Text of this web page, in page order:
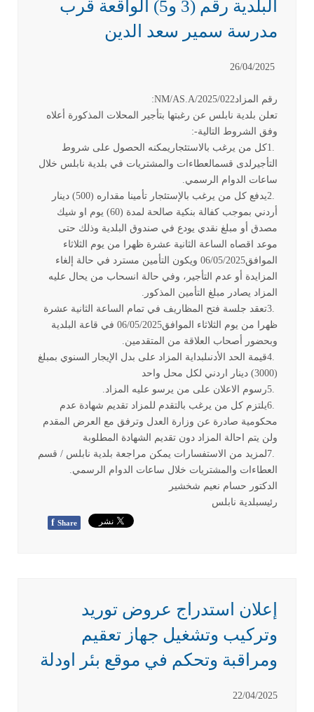
البلدية رقم (3 و5) الواقعة قرب
مدرسة سمير سعد الدين
رقم المزاد:NM/AS.A/2025/022
تعلن بلدية نابلس عن رغبتها بتأجير المحلات المذكورة أعلاه
وفق الشروط التالية:-
1.كل من يرغب بالاستئجاريمكنه الحصول على شروط
التأجيرلدى قسمالعطاءات والمشتريات في بلدية نابلس خلال
ساعات الدوام الرسمي.
2.
يدفع كل من يرغب بالإستئجار تأمينا مقداره (500) دينار
أردني بموجب كفالة بنكية صالحة لمدة (60) يوم او شيك
مصدق أو مبلغ نقدي يودع في صندوق البلدية وذلك حتى
موعد اقصاه الساعة الثانية عشرة ظهرا من يوم الثلاثاء
الموافق06/05/2025 ويكون التأمين مسترد في حالة إلغاء
المزايدة أو عدم التأجير، وفي حالة انسحاب من يحال عليه
المزاد يصادر مبلغ التأمين المذكور .
3.تعقد جلسة فتح المظاريف في تمام الساعة الثانية عشرة
ظهرا من يوم الثلاثاء الموافق06/05/2025 في قاعة البلدية
وبحضور أصحاب العلاقة من المتقدمين.
4.قيمة الحد الأدنىلبداية المزاد على بدل الإيجار السنوي بمبلغ
(3000) دينار اردني لكل محل واحد
5.رسوم الاعلان على من يرسو عليه المزاد.
6.يلتزم كل من يرغب بالتقدم للمزاد تقديم شهادة عدم
محكومية صادرة عن وزارة العدل وترفق مع العرض المقدم
ولن يتم احالة المزاد دون تقديم الشهادة المطلوبة
7.لمزيد من الاستفسارات يمكن مراجعة بلدية نابلس / قسم
العطاءات والمشتريات خلال ساعات الدوام الرسمي.
الدكتور حسام نعيم شخشير
رئيسبلدية نابلس
f Share
إعلان استدراج عروض توريد
وتركيب وتشغيل جهاز تعقيم
ومراقبة وتحكم في موقع بئر اودلة
22/04/2025